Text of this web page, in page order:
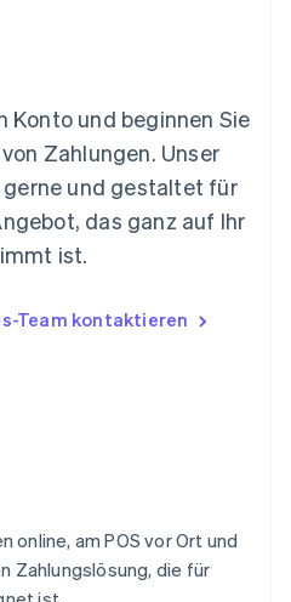
Konto und beginnen Sie
Zahlungen. Unser
gerne und gestaltet für
das ganz auf Ihr
ist.
Team kontaktieren
online, am POS vor Ort und
Zahlungslösung, die für